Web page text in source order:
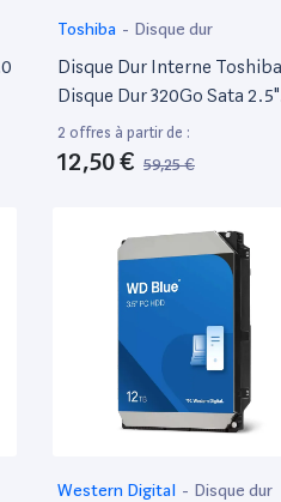
Toshiba - Disque dur
Disque Dur Interne Toshiba
Disque Dur 320Go Sata 2.5"
Toshiba Mq01Acf032
7200Rpm PC Portable 16Mo
2 offres à partir de :
12,50 € 59,25 €
Western Digital - Disque dur